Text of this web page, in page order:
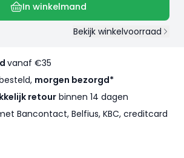
In winkelmand
Bekijk winkelvoorraad
vanaf €35
morgen bezorgd*
retour binnen 14 dagen
Bancontact, Belfius, KBC, creditcard